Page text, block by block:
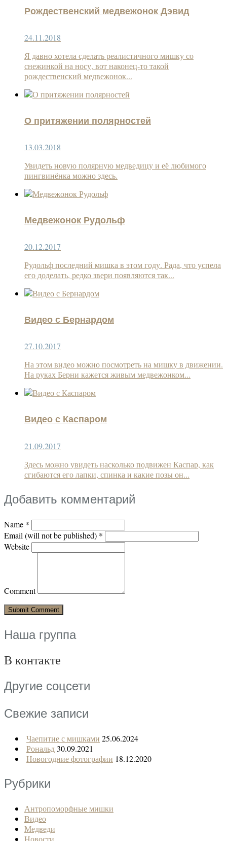
Рождественский медвежонок Дэвид
24.11.2018
Я давно хотела сделать реалистичного мишку со
снежинкой на носу, вот наконец-то такой
рождественский медвежонок...
О притяжении полярностей
13.03.2018
Увидеть новую полярную медведицу и её любимого
пингвинёнка можно здесь.
Медвежонок Рудольф
20.12.2017
Рудольф последний мишка в этом году. Рада, что успела
его доделать, редко звери появляются так...
Видео с Бернардом
27.10.2017
На этом видео можно посмотреть на мишку в движении.
На руках Берни кажется живым медвежонком...
Видео с Каспаром
21.09.2017
Здесь можно увидеть насколько подвижен Каспар, как
сгибаются его лапки, спинка и какие позы он...
Добавить комментарий
Name *
Email (will not be published) *
Website
Comment
Наша группа
В контакте
Другие соцсети
Свежие записи
Чаепитие с мишками 25.06.2024
Рональд30.09.2021
Новогодние фотографии 18.12.2020
Рубрики
Антропоморфные мишки
Видео
Медведи
Новости